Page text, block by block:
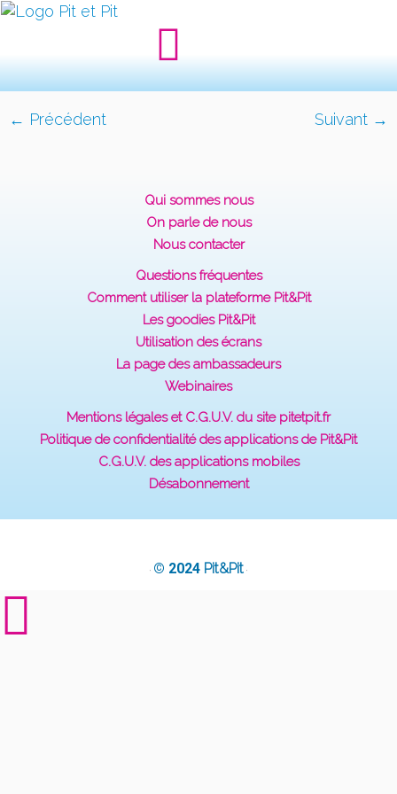
← Précédent Suivant →
Qui sommes nous
On parle de nous
Nous contacter
Questions fréquentes
Comment utiliser la plateforme Pit&Pit
Les goodies Pit&Pit
Utilisation des écrans
La page des ambassadeurs
Webinaires
Mentions légales et C.G.U.V. du site pitetpit.fr
Politique de confidentialité des applications de Pit&Pit
C.G.U.V. des applications mobiles
Désabonnement
· © 2024 Pit&Pit ·